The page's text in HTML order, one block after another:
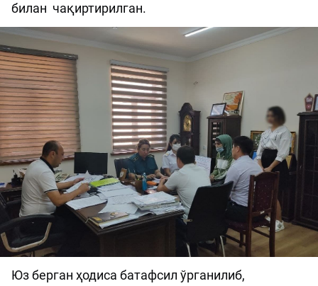
билан чақиртирилган.
Юз берган ҳодиса батафсил ўрганилиб,